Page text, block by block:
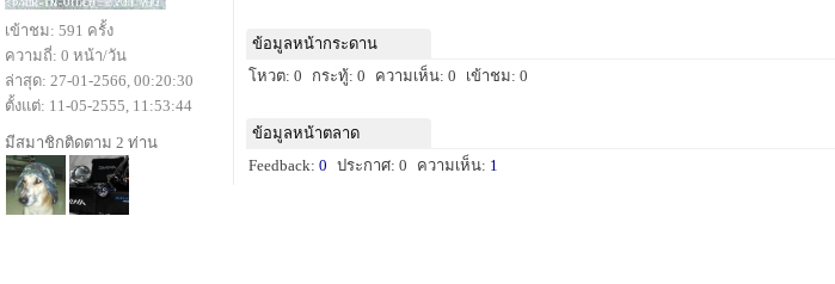
ข้อมูลหน้ากระดาน
โหวต: 0
กระทู้: 0 ความเห็น: 0 เข้าชม: 0
ข้อมูลหน้าตลาด
Feedback: 0 ประกาศ: 0 ความเห็น: 1
เข้าชม: 591 ครั้ง
ความถี่: 0 หน้า/วัน
ล่าสุด: 27-01-2566, 00:20:30
ตั้งแต่: 11-05-2555, 11:53:44
มีสมาชิกติดตาม 2 ท่าน